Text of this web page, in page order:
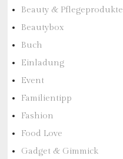
Beauty & Pflegeprodukte
Beautybox
Buch
Einladung
Event
Familientipp
Fashion
Food Love
Gadget & Gimmick